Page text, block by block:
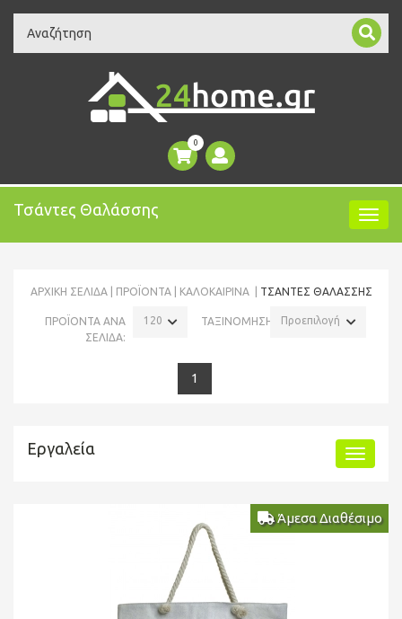
Search
0
Τσάντες Θαλάσσης
ΑΡΧΙΚΉ ΣΕΛΊΔΑ ΠΡΟΪΌΝΤΑ ΚΑΛΟΚΑΙΡΙΝΑ ΤΣΆΝΤΕΣ ΘΑΛΆΣΣΗΣ
ΠΡΟΪΟΝΤΑ ΑΝΑ
ΣΕΛΙΔΑ:
120 ΤΑΞΙΝΟΜΗΣΗ: Προεπιλογή
1
Εργαλεία
Άμεσα Διαθέσιμο